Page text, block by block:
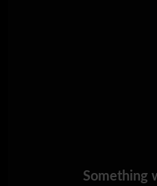
Something